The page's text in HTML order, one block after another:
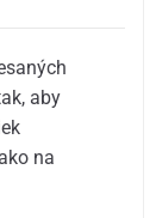
aby
na